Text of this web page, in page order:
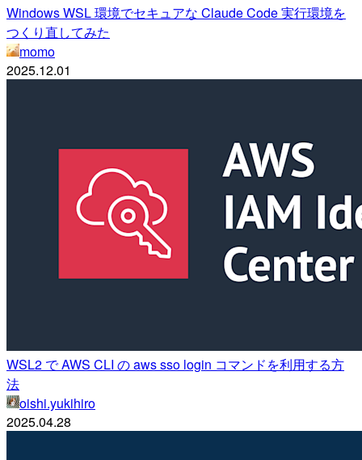
Windows WSL 環境でセキュアな Claude Code 実行環境を
つくり直してみた
momo
2025.12.01
WSL2 で AWS CLI の aws sso login コマンドを利用する方
法
oishi.yukihiro
2025.04.28